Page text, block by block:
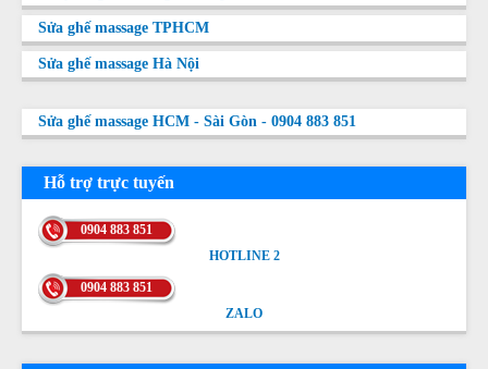
Sửa ghế massage TPHCM
Sửa ghế massage Hà Nội
Sửa ghế massage HCM - Sài Gòn - 0904 883 851
Hỗ trợ trực tuyến
0904 883 851
HOTLINE 2
0904 883 851
ZALO